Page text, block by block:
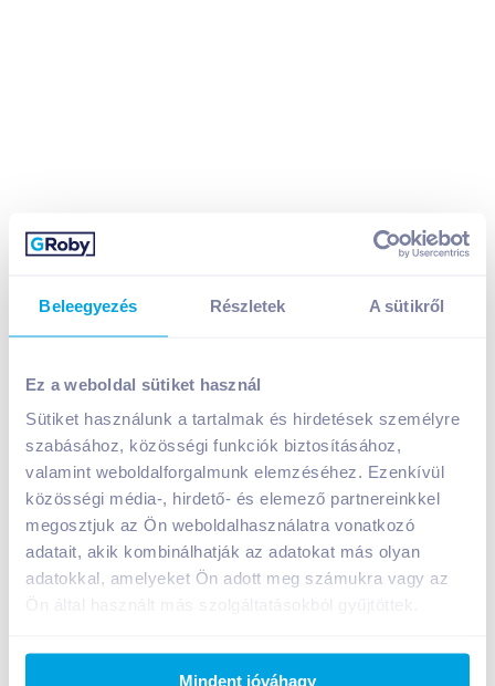
Beleegyezés Részletek A sütikről
Ez a weboldal sütiket használ
Sütiket használunk a tartalmak és hirdetések személyre
szabásához, közösségi funkciók biztosításához,
valamint weboldalforgalmunk elemzéséhez. Ezenkívül
közösségi média-, hirdető- és elemező partnereinkkel
megosztjuk az Ön weboldalhasználatra vonatkozó
adatait, akik kombinálhatják az adatokat más olyan
adatokkal, amelyeket Ön adott meg számukra vagy az
Mindent jóváhagy
Gyermelyi 4 tojásos száraztészta 500 g spagetti
699Ft /db
Egységár: 1 398Ft / kg
Nettó eladási ár:
27
KosárbaKosárba
1 karton = 28 db
+1 karton a kosárba